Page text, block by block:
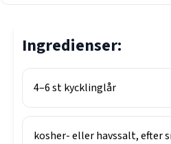
Ingredienser:
4–6stkycklinglår
kosher- eller havssalt, efter